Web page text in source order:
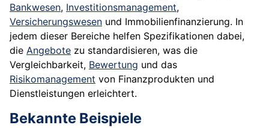
Bankwesen, Investitionsmanagement,
Versicherungswesen und Immobilienfinanzierung. In
jedem dieser Bereiche helfen Spezifikationen dabei,
die Angebote zu standardisieren, was die
Vergleichbarkeit, Bewertung und das
Risikomanagement von Finanzprodukten und
Dienstleistungen erleichtert.
Bekannte Beispiele